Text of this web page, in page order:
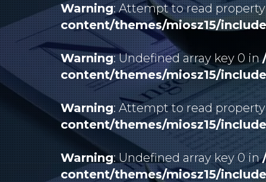
Warning: Attempt to read
content/themes/miosz15/
Warning: Undefined array key 0 in
content/themes/miosz15/
Warning: Attempt to read
content/themes/miosz15/
Warning: Undefined array key 0 in
content/themes/miosz15/